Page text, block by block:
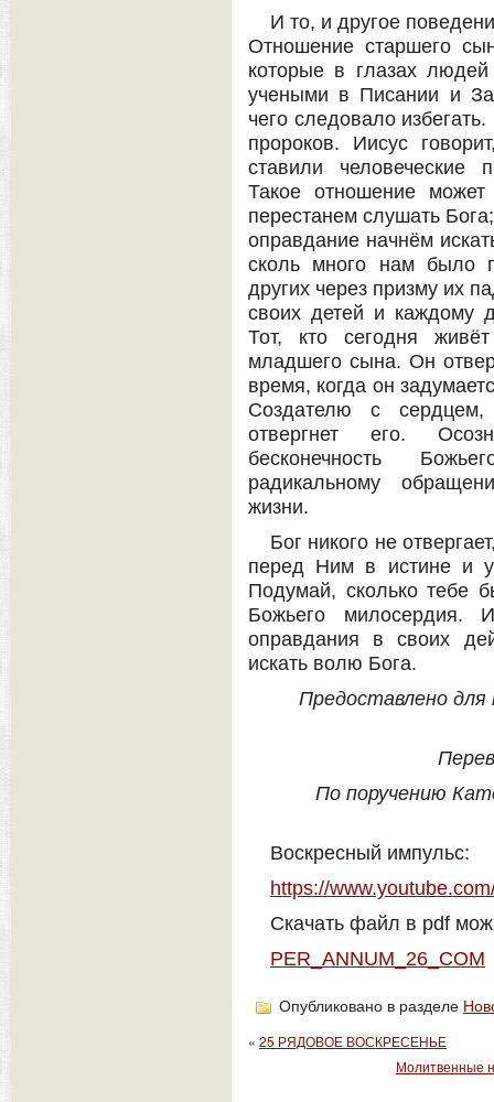
И то, и другое
Отношение старшего
которые в глазах
учеными в Писании и
чего следовало
пророков. Иисус
ставили человеческие
Такое отношение
перестанем слушать
оправдание начнём
сколь много нам было
других через призму их
своих детей и каждому
Тот, кто сегодня
младшего сына. Он
время, когда он
Создателю с
отвергнет его.
бесконечность
радикальному
жизни.
Бог никого не
перед Ним в истине и
Подумай, сколько тебе
Божьего милосердия.
оправдания в своих
искать волю Бога.
Предоставлено для
По поручению
Воскресный импульс:
https://
Скачать файл в pdf
PER_ANNUM_26_COM
Опубликовано в разделе
« 25 РЯДОВОЕ ВОСКРЕСЕНЬЕ
Молитвенные